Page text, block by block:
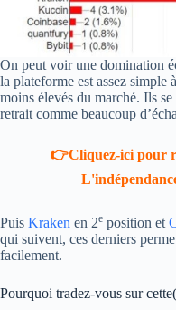
On peut voir une domination
la plateforme est assez simple
moins élevés du marché. Ils
retrait comme beaucoup
👉Cliquez-ici pour
Puis Kraken en 2e position et
qui suivent, ces derniers
facilement.
Pourquoi tradez-vous sur